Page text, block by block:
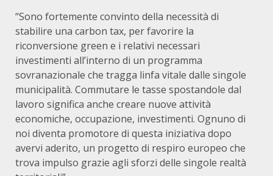
“Sono fortemente convinto della necessità di
stabilire una carbon tax, per favorire la
riconversione green e i relativi necessari
investimenti all’interno di un programma
sovranazionale che tragga linfa vitale dalle singole
municipalità. Commutare le tasse spostandole dal
lavoro significa anche creare nuove attività
economiche, occupazione, investimenti. Ognuno di
noi diventa promotore di questa iniziativa dopo
avervi aderito, un progetto di respiro europeo che
trova impulso grazie agli sforzi delle singole realtà